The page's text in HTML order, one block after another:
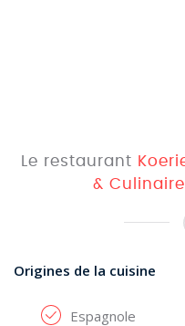
Le restaurant
&
Origines de la cuisine
Espagnole